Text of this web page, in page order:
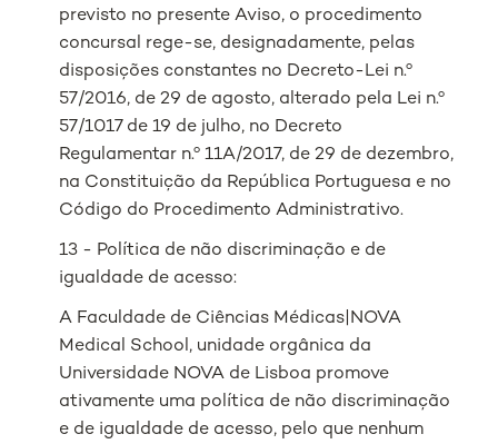
previsto no presente Aviso, o procedimento
concursal rege-se, designadamente, pelas
disposições constantes no Decreto-Lei n.º
57/2016, de 29 de agosto, alterado pela Lei n.º
57/1017 de 19 de julho, no Decreto
Regulamentar n.º 11A/2017, de 29 de dezembro,
na Constituição da República Portuguesa e no
Código do Procedimento Administrativo.
13 - Política de não discriminação e de
igualdade de acesso:
A Faculdade de Ciências Médicas|NOVA
Medical School, unidade orgânica da
Universidade NOVA de Lisboa promove
ativamente uma política de não discriminação
e de igualdade de acesso, pelo que nenhum